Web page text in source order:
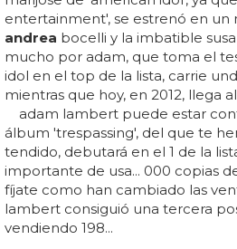
entertainment', se estrenó en un
andrea bocelli y la imbatible
mucho por adam, que toma el
idol en el top de la lista, carrie
mientras que hoy, en 2012, llega
adam lambert puede estar
álbum 'trespassing', del que te
tendido, debutará en el 1 de la
importante de usa... 000 copias
fíjate como han cambiado las
lambert consiguió una tercera
vendiendo 198...